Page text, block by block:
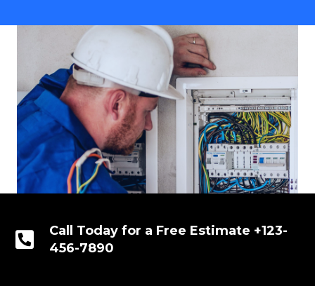
Call Today for a Free Estimate +123-
456-7890